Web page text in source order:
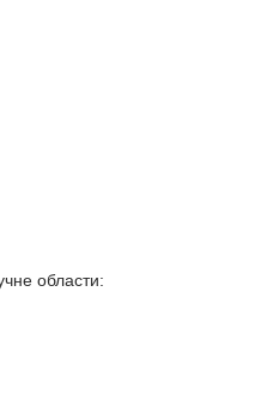
области: